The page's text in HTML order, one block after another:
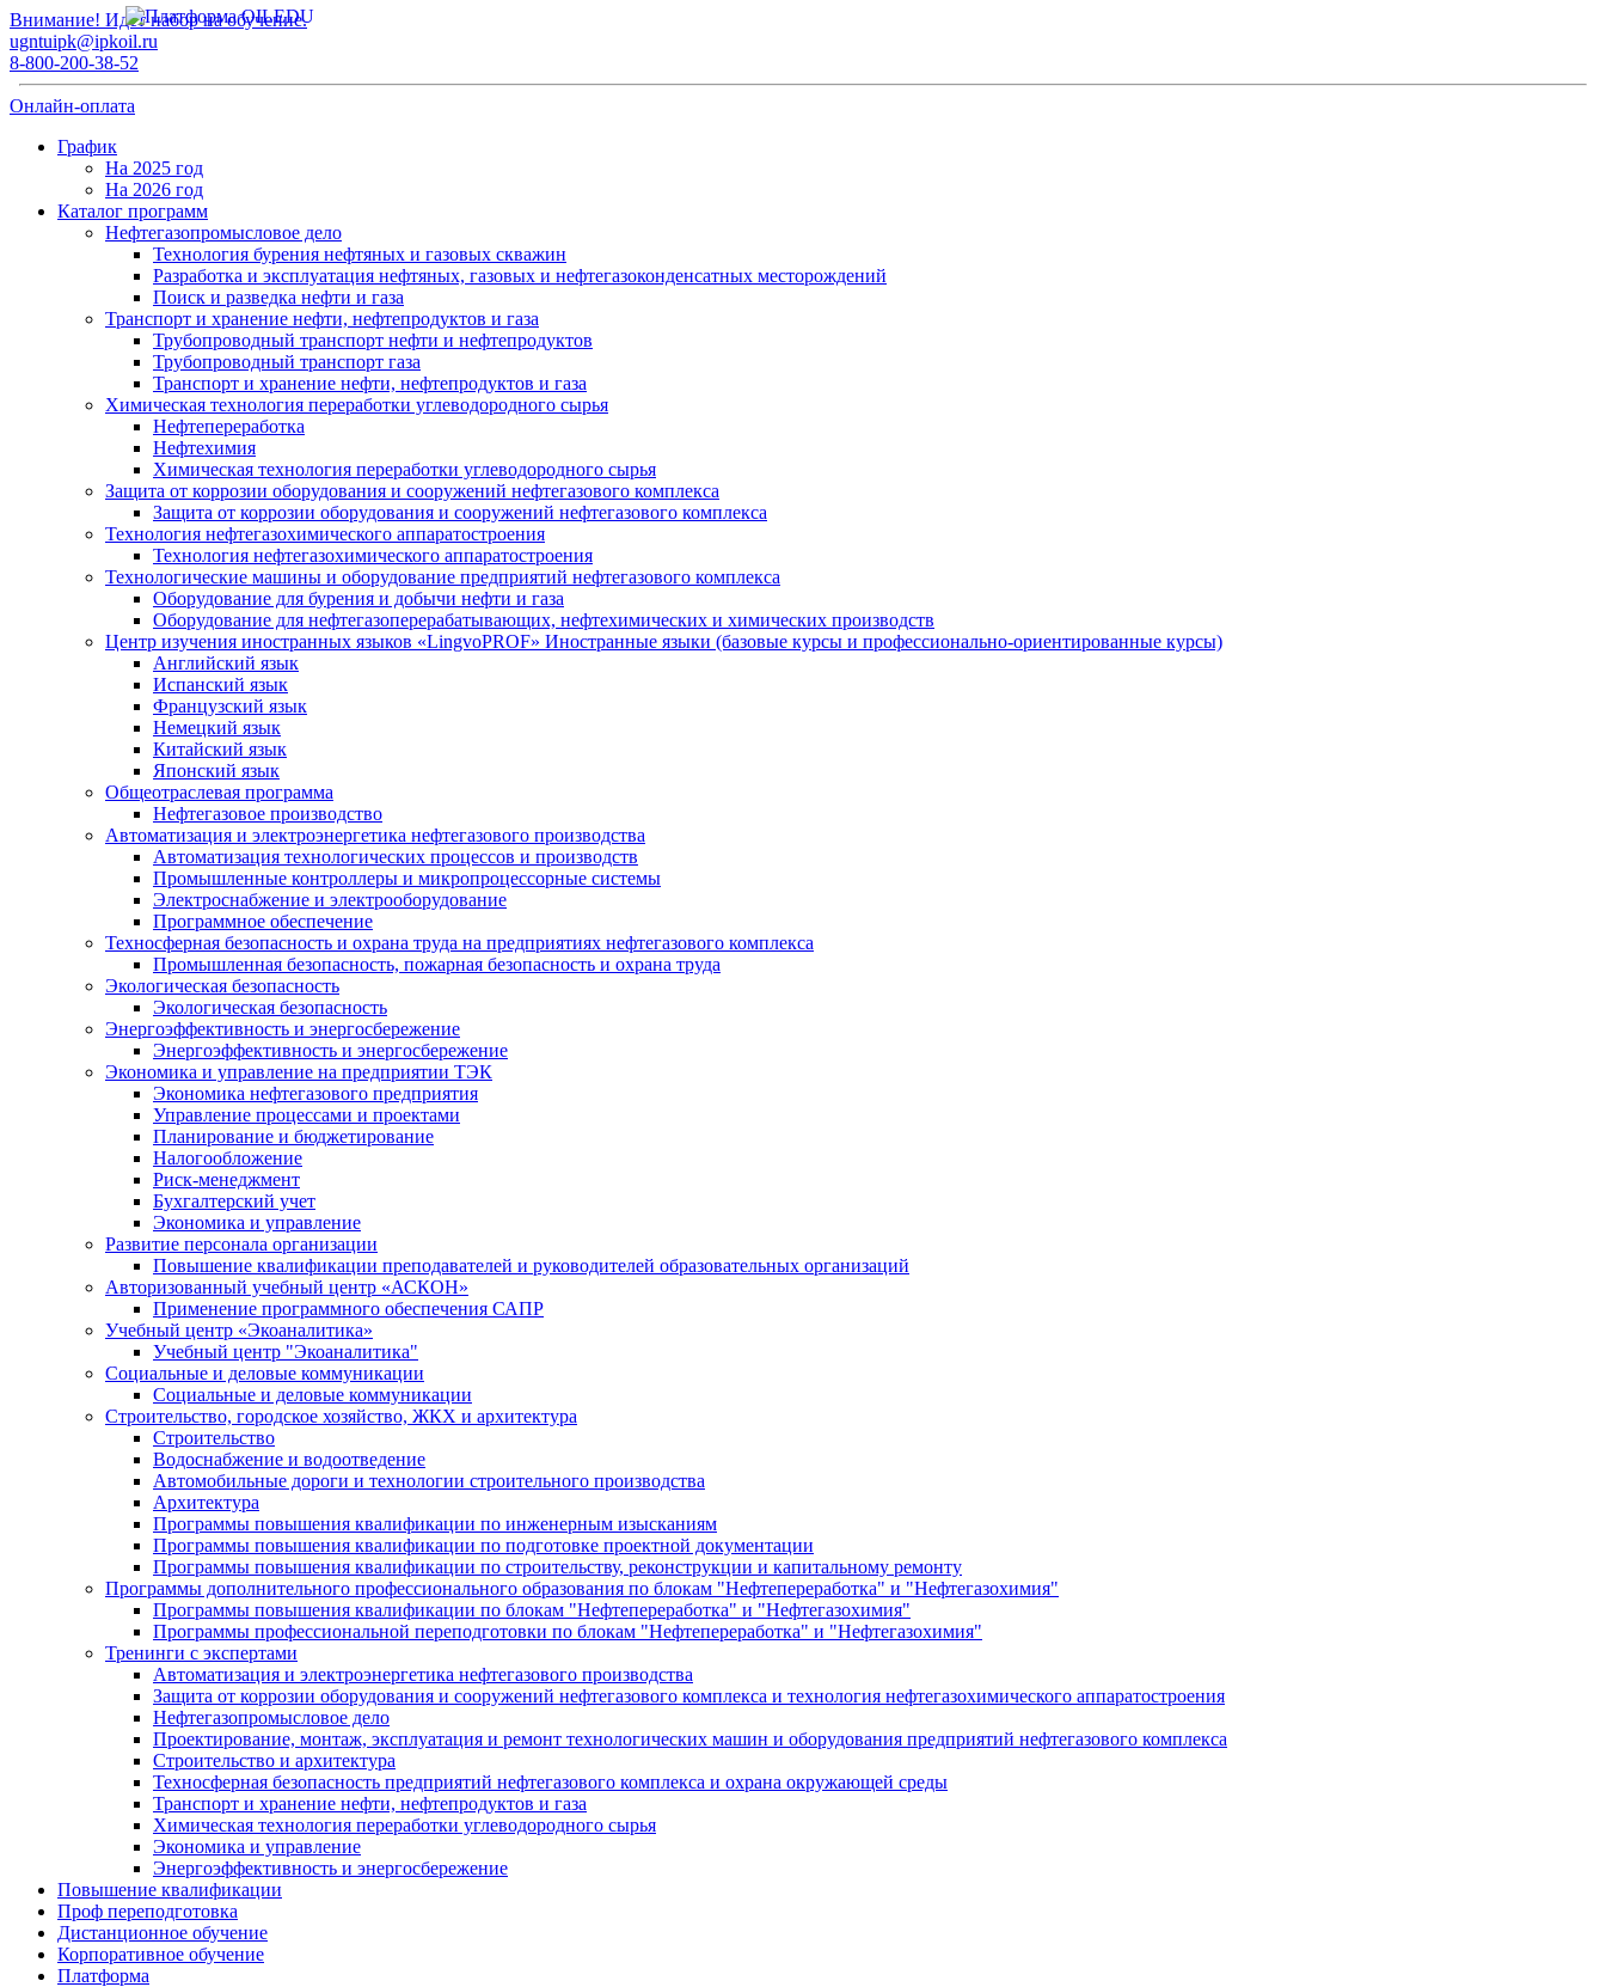
Внимание! Идет набор на обучение.
ugntuipk@ipkoil.ru
8-800-200-38-52
Онлайн-оплата
График
На 2025 год
На 2026 год
Каталог программ
Нефтегазопромысловое дело
Технология бурения нефтяных и газовых скважин
Разработка и эксплуатация нефтяных, газовых и нефтегазоконденсатных месторождений
Поиск и разведка нефти и газа
Транспорт и хранение нефти, нефтепродуктов и газа
Трубопроводный транспорт нефти и нефтепродуктов
Трубопроводный транспорт газа
Транспорт и хранение нефти, нефтепродуктов и газа
Химическая технология переработки углеводородного сырья
Нефтепереработка
Нефтехимия
Химическая технология переработки углеводородного сырья
Защита от коррозии оборудования и сооружений нефтегазового комплекса
Защита от коррозии оборудования и сооружений нефтегазового комплекса
Технология нефтегазохимического аппаратостроения
Технология нефтегазохимического аппаратостроения
Технологические машины и оборудование предприятий нефтегазового комплекса
Оборудование для бурения и добычи нефти и газа
Оборудование для нефтегазоперерабатывающих, нефтехимических и химических производств
Центр изучения иностранных языков «LingvoPROF» Иностранные языки (базовые курсы и профессионально-ориентированные курсы)
Английский язык
Испанский язык
Французский язык
Немецкий язык
Китайский язык
Японский язык
Общеотраслевая программа
Нефтегазовое производство
Автоматизация и электроэнергетика нефтегазового производства
Автоматизация технологических процессов и производств
Промышленные контроллеры и микропроцессорные системы
Электроснабжение и электрооборудование
Программное обеспечение
Техносферная безопасность и охрана труда на предприятиях нефтегазового комплекса
Промышленная безопасность, пожарная безопасность и охрана труда
Экологическая безопасность
Экологическая безопасность
Энергоэффективность и энергосбережение
Энергоэффективность и энергосбережение
Экономика и управление на предприятии ТЭК
Экономика нефтегазового предприятия
Управление процессами и проектами
Планирование и бюджетирование
Налогообложение
Риск-менеджмент
Бухгалтерский учет
Экономика и управление
Развитие персонала организации
Повышение квалификации преподавателей и руководителей образовательных организаций
Авторизованный учебный центр «АСКОН»
Применение программного обеспечения САПР
Учебный центр «Экоаналитика»
Учебный центр "Экоаналитика"
Социальные и деловые коммуникации
Социальные и деловые коммуникации
Строительство, городское хозяйство, ЖКХ и архитектура
Строительство
Водоснабжение и водоотведение
Автомобильные дороги и технологии строительного производства
Архитектура
Программы повышения квалификации по инженерным изысканиям
Программы повышения квалификации по подготовке проектной документации
Программы повышения квалификации по строительству, реконструкции и капитальному ремонту
Программы дополнительного профессионального образования по блокам "Нефтепереработка" и "Нефтегазохимия"
Программы повышения квалификации по блокам "Нефтепереработка" и "Нефтегазохимия"
Программы профессиональной переподготовки по блокам "Нефтепереработка" и "Нефтегазохимия"
Тренинги с экспертами
Автоматизация и электроэнергетика нефтегазового производства
Защита от коррозии оборудования и сооружений нефтегазового комплекса и технология нефтегазохимического аппаратостроения
Нефтегазопромысловое дело
Проектирование, монтаж, эксплуатация и ремонт технологических машин и оборудования предприятий нефтегазового комплекса
Строительство и архитектура
Техносферная безопасность предприятий нефтегазового комплекса и охрана окружающей среды
Транспорт и хранение нефти, нефтепродуктов и газа
Химическая технология переработки углеводородного сырья
Экономика и управление
Энергоэффективность и энергосбережение
Повышение квалификации
Проф переподготовка
Дистанционное обучение
Корпоративное обучение
Платформа